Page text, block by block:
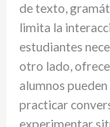
de texto,
limita la
estudiantes
otro lado,
alumnos
practicar
experimentar